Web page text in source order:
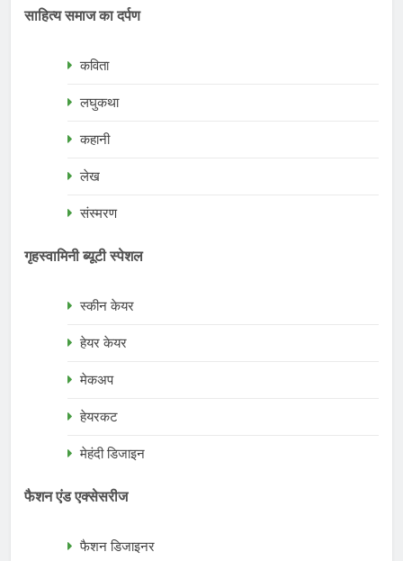
साहित्य समाज का दर्पण
कविता
लघुकथा
कहानी
लेख
संस्मरण
गृहस्वामिनी ब्यूटी स्पेशल
स्कीन केयर
हेयर केयर
मेकअप
हेयरकट
मेहंदी डिजाइन
फैशन एंड एक्सेसरीज
फैशन डिजाइनर